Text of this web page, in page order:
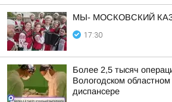
МЫ- МОСКОВСКИЙ
17:30
Более 2,5 тысяч
Вологодском областном
диспансере